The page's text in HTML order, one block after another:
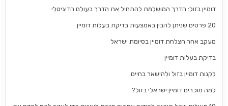
דומיין בזול: הדרך המושלמת להתחיל את הדרך בעולם הדיגיטלי
20 פרטים שניתן להבין באמצעות בדיקת בעלות דומיין
מעקב אחר הצלחת דומיין בסיומת ישראל
בדיקת בעלות דומיין
לקנות דומיין בזול ולהישאר בחיים
למה מוכרים דומיין ישראלי בזול?